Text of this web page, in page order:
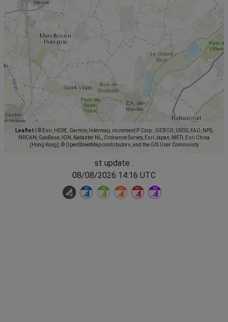
Leaflet
© Esri, HERE, Garmin, Intermap, increment P Corp., GEBCO, USGS, FAO, NPS,
NRCAN, GeoBase, IGN, Kadaster NL, Ordnance Survey, Esri Japan, METI, Esri China
(Hong Kong), © OpenStreetMap contributors, and the GIS User Community
st update :
08/08/2026 14:16 UTC